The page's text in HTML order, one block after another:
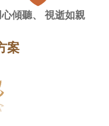
傾聽、 視逝如親
案